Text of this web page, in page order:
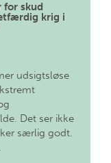
for skud
krig i
udsigtsløse
Det ser ikke
særlig godt.